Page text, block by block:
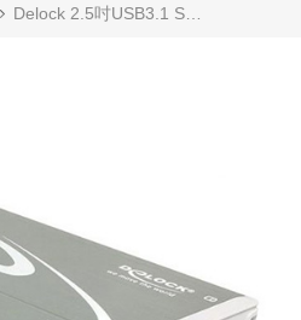
Delock 2.5吋USB3.1 SATA/ SSD硬碟外接盒(9.5mm)銀色|42577